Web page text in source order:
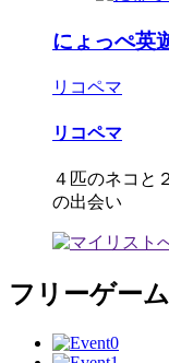
にょっぺ英
リコペマ
リコペマ
４匹のネコと
の出会い
フリーゲー